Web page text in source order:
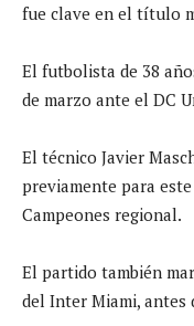
fue clave en el título
El futbolista de 38
de marzo ante el DC
El técnico Javier
previamente para
Campeones regional.
El partido también
del Inter Miami, antes